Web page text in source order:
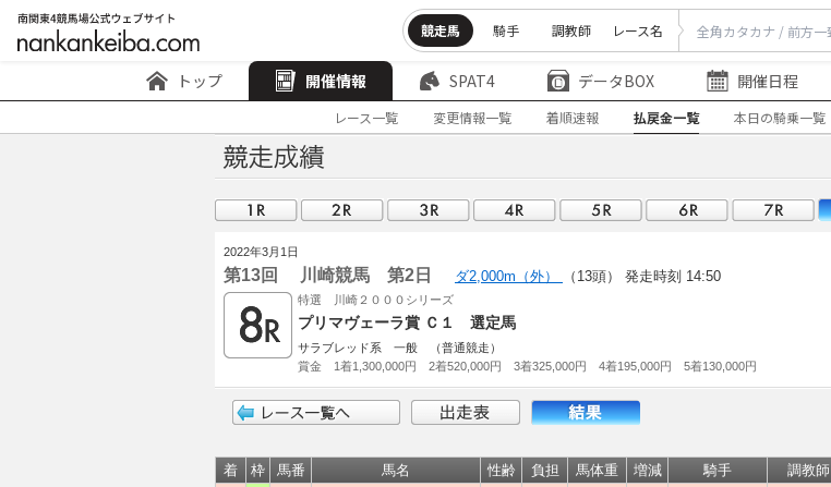
競走馬 騎手 調教師 レース名
トップ 開催情報 SPAT4 データBOX 開催日程
レース一覧 変更情報一覧 着順速報 払戻金一覧 本日の騎乗一覧
2022年3月1日
第13回 川崎競馬 第2日 ダ2,000m（外） （13頭） 発走時刻 14:50
特選 川崎２０００シリーズ
プリマヴェーラ賞 Ｃ１ 選定馬
サラブレッド系 一般 （普通競走）
賞金 1着1,300,000円 2着520,000円 3着325,000円 4着195,000円 5着130,000円
着 枠 馬番 馬名 性齢 負担 馬体重 増減 騎手 調教師